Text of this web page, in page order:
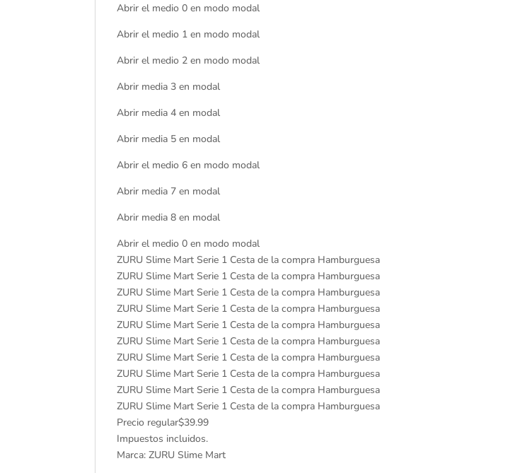
Abrir el medio 0 en modo modal
Abrir el medio 1 en modo modal
Abrir el medio 2 en modo modal
Abrir media 3 en modal
Abrir media 4 en modal
Abrir media 5 en modal
Abrir el medio 6 en modo modal
Abrir media 7 en modal
Abrir media 8 en modal
Abrir el medio 0 en modo modal
ZURU Slime Mart Serie 1 Cesta de la compra Hamburguesa
ZURU Slime Mart Serie 1 Cesta de la compra Hamburguesa
ZURU Slime Mart Serie 1 Cesta de la compra Hamburguesa
ZURU Slime Mart Serie 1 Cesta de la compra Hamburguesa
ZURU Slime Mart Serie 1 Cesta de la compra Hamburguesa
ZURU Slime Mart Serie 1 Cesta de la compra Hamburguesa
ZURU Slime Mart Serie 1 Cesta de la compra Hamburguesa
ZURU Slime Mart Serie 1 Cesta de la compra Hamburguesa
ZURU Slime Mart Serie 1 Cesta de la compra Hamburguesa
ZURU Slime Mart Serie 1 Cesta de la compra Hamburguesa
Precio regular$39.99
Impuestos incluidos.
Marca: ZURU Slime Mart